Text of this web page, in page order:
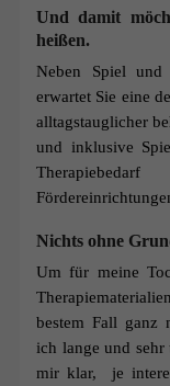
Und damit
heißen.
Neben Spiel und
erwartet Sie eine
alltagstauglicher
und inklusive
Nichts ohne
Um für meine
bestem Fall ganz
ich lange und sehr
mir klar, je